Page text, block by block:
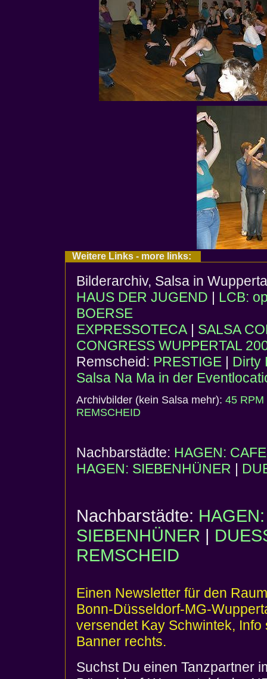
Weitere Links - more links:
Bilderarchiv, Salsa in
HAUS DER JUGEND
LCB:
BOERSE
EXPRESSOTECA| SALSA
CONGRESS WUPPERTAL
Remscheid: PRESTIGE
Dirty
Salsa Na Ma in der
Archivbilder (kein Salsa mehr): 45 RPM
REMSCHEID
Nachbarstädte: HAGEN:
HAGEN: SIEBENHÜNER
Nachbarstädte:
SIEBENHÜNER
REMSCHEID
Einen Newsletter für den
Bonn-Düsseldorf-MG-
versendet Kay Schwintek, Info
Banner rechts.
Suchst Du einen Tanzpartner